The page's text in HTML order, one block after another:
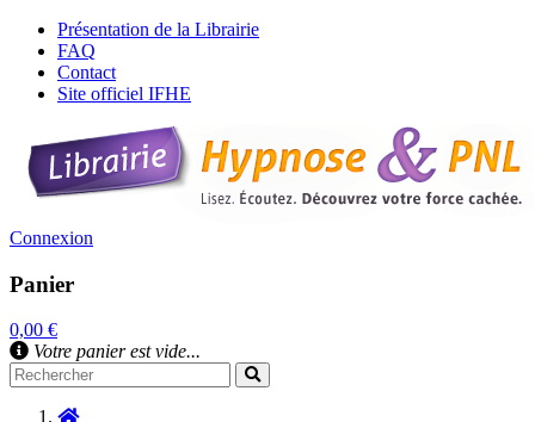
Présentation de la Librairie
FAQ
Contact
Site officiel IFHE
Connexion
Panier
0,00 €
Votre panier est vide...